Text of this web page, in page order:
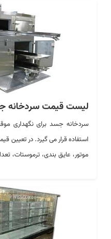
لیست قیمت سردخانه جسد
سردخانه جسدبرای نگهداری
استفاده قرار می گیرد. در تعیین
موتور، عایق بندی، ترموستات،